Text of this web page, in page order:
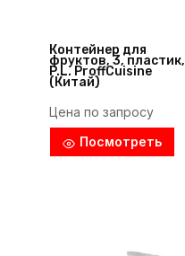
Контейнер для
фруктов, 3, пластик,
P.L. ProffСuisine
(Китай)
Цена по запросу
Посмотреть